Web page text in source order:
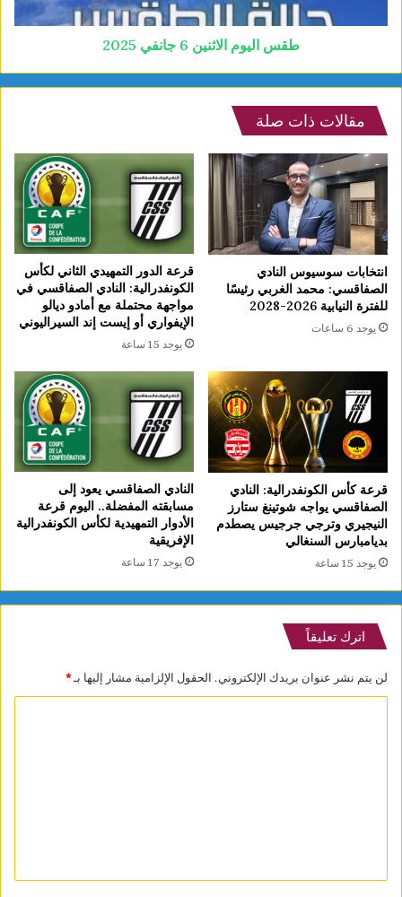
طقس اليوم الاثنين 6 جانفي 2025
مقالات ذات صلة
انتخابات سوسيوس النادي
الصفاقسي: محمد الغربي رئيسًا
للفترة النيابية 2026-2028
يوجد 6 ساعات
قرعة الدور التمهيدي الثاني لكأس
الكونفدرالية: النادي الصفاقسي في
مواجهة محتملة مع أمادو ديالو
الإيفواري أو إيست إند السيراليوني
يوجد 15 ساعة
قرعة كأس الكونفدرالية: النادي
الصفاقسي يواجه شوتينغ ستارز
النيجيري وترجي جرجيس يصطدم
بديامبارس السنغالي
يوجد 15 ساعة
النادي الصفاقسي يعود إلى
مسابقته المفضلة.. اليوم قرعة
الأدوار التمهيدية لكأس الكونفدرالية
الإفريقية
يوجد 17 ساعة
اترك تعليقاً
لن يتم نشر عنوان بريدك الإلكتروني. الحقول الإلزامية مشار إليها بـ*